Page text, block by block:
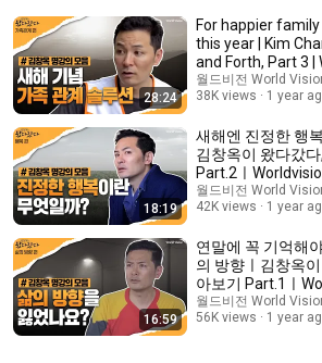
28:24
For happier
this year | Kim
and Forth, Part 3 |
월드비전 World
38K views
1 year
18:19
새해엔 진정한 행
김창옥이 왔다갔
Part.2ㅣ
월드비전 World
42K views
1 year
16:59
연말에 꼭 기억해
의 방향ㅣ김창옥
아보기 Part.1ㅣ
비전
월드비전 World
56K views
1 year